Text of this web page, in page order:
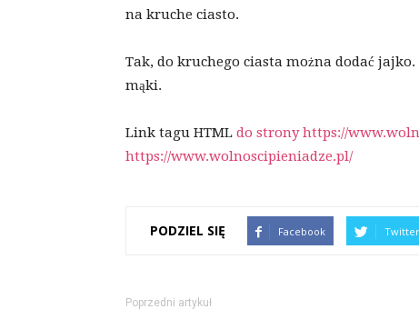
na kruche ciasto.
Tak, do kruchego ciasta można dodać
mąki.
Link tagu HTML do strony https://
https://www.wolnoscipieniadze.pl/
PODZIEL SIĘ Facebook Twitter
Poprzedni artykuł